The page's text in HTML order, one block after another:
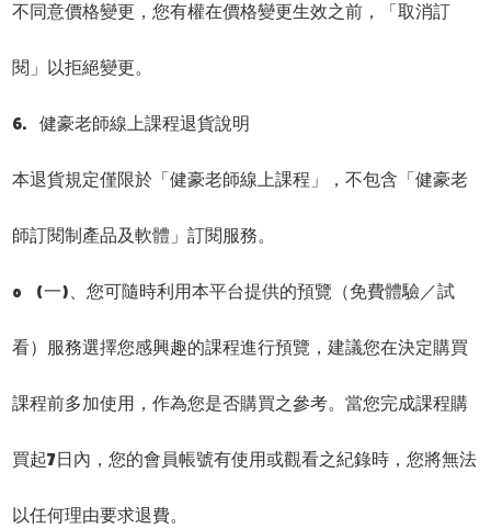
不同意價格變更，您有權在價格變更生效之前，「取消訂
閱」以拒絕變更。
6. 健豪老師線上課程退貨說明
本退貨規定僅限於「健豪老師線上課程」，不包含「健豪老
師訂閱制產品及軟體」訂閱服務。
o (一)、您可隨時利用本平台提供的預覽（免費體驗／試
看）服務選擇您感興趣的課程進行預覽，建議您在決定購買
課程前多加使用，作為您是否購買之參考。當您完成課程購
買起7日內，您的會員帳號有使用或觀看之紀錄時，您將無法
以任何理由要求退費。